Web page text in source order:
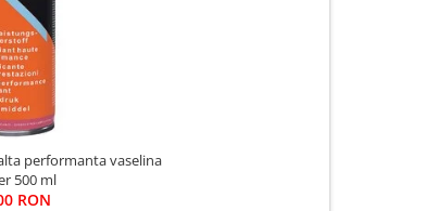
performanta vaselina
500 ml
RON